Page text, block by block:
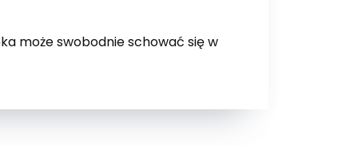
może swobodnie schować się w